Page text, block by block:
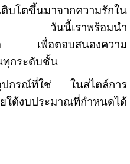
บโตขึ้นมาจากความรักใน
ริง วันนี้เราพร้อมนำ
อ เพื่อตอบสนองความ
ทุกระดับชั้น
ปกรณ์ที่ใช่ ในสไตล์การ
งบประมาณที่กำหนดได้